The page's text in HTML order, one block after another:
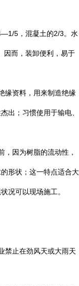
5 ，混凝土的2/3。水
因而，装卸便利，易于
缘资料，用来制造绝缘
出；习惯使用于输电、
，因为树脂的流动性，
形状；这一特点适合大
况可以现场施工。
禁止在劲风天或大雨天